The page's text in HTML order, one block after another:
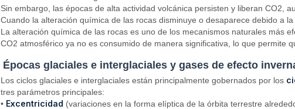
Sin embargo, las épocas de alta actividad volcánica persisten y liberan CO2,
Cuando la alteración química de las rocas disminuye o desaparece debido a
La alteración química de las rocas es uno de los mecanismos naturales más
CO2 atmosférico ya no es consumido de manera significativa, lo que permite
Épocas glaciales e interglaciales y gases de efecto
Los ciclos glaciales e interglaciales están principalmente gobernados por los
tres parámetros principales:
• Excentricidad (variaciones en la forma elíptica de la órbita terrestre